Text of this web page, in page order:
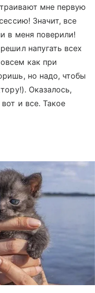
мне первую
Значит, все
в меня поверили!
напугать всех
как при
но надо, чтобы
Оказалось,
и все. Такое